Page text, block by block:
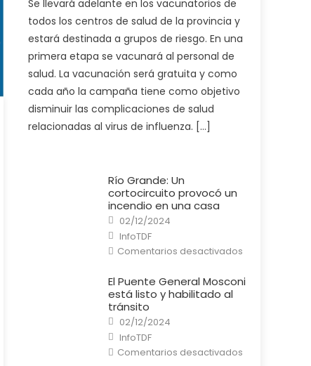
Ministerio
Salud
pone
en
marcha
la
campaña
de
vacunación
antigripal
2025
Se llevará adelante en los vacunatorios de
todos los centros de salud de la provincia y
estará destinada a grupos de riesgo. En una
primera etapa se vacunará al personal de
salud. La vacunación será gratuita y como
cada año la campaña tiene como objetivo
disminuir las complicaciones de salud
relacionadas al virus de influenza. […]
Río Grande: Un
cortocircuito provocó un
incendio en una casa
Posted
on
02/12/2024
Author
InfoTDF
Comentarios desactivadosen
Río
Un
cortocircuito
El Puente General Mosconi
está listo y habilitado al
tránsito
Posted
on
02/12/2024
Author
InfoTDF
Comentarios desactivadosen
El